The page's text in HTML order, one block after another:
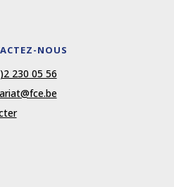
NOUS
230 05 56